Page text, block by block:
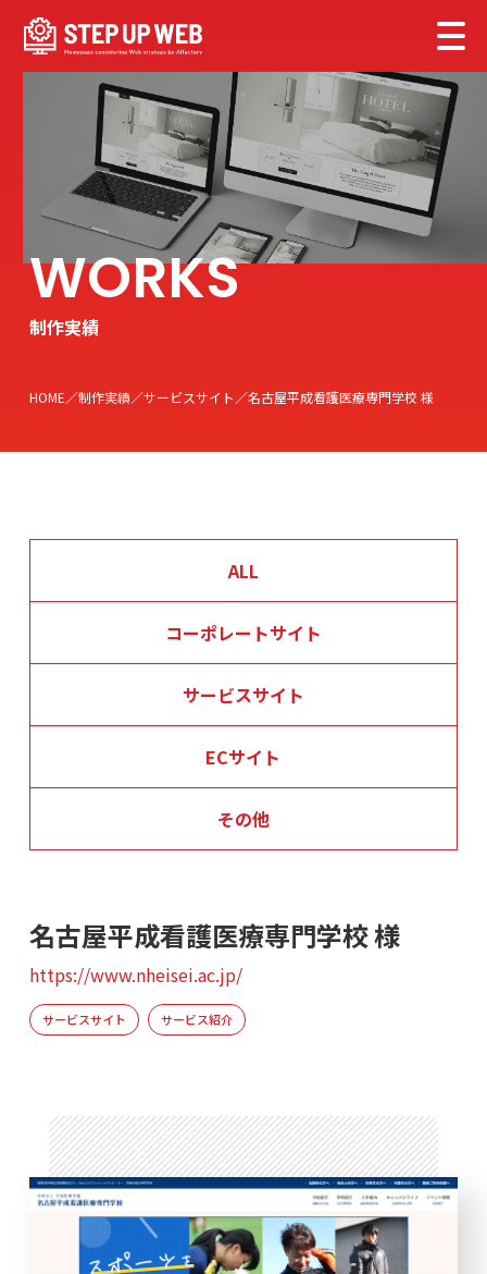
制作実績
HOME 制作実績 サービスサイト 名古屋平成看護医療専門学校 様
ALL
コーポレートサイト
サービスサイト
ECサイト
その他
名古屋平成看護医療専門学校 様
https://www.nheisei.ac.jp/
サービスサイト サービス紹介